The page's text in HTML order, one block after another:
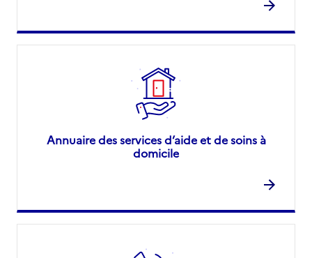
Annuaire des services d’aide et de soins à
domicile